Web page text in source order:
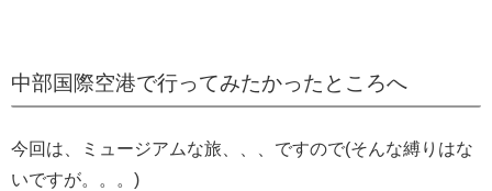
中部国際空港で行ってみたかったところへ
今回は、ミュージアムな旅、、、ですので(そんな縛りはな
いですが。。。)